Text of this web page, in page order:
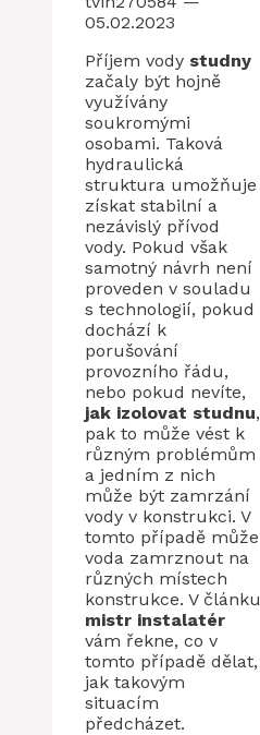
05.02.2023
Příjem vody studny
začaly být hojně
využívány
soukromými
osobami. Taková
hydraulická
struktura umožňuje
získat stabilní a
nezávislý přívod
vody. Pokud však
samotný návrh není
proveden v souladu
s technologií, pokud
dochází k
porušování
provozního řádu,
nebo pokud nevíte,
jak izolovat studnu,
pak to může vést k
různým problémům
a jedním z nich
může být zamrzání
vody v konstrukci. V
tomto případě může
voda zamrznout na
různých místech
konstrukce. V článku
mistr instalatér
vám řekne, co v
tomto případě dělat,
jak takovým
situacím
předcházet.